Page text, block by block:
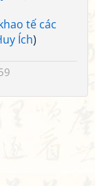
tế các
Ích)